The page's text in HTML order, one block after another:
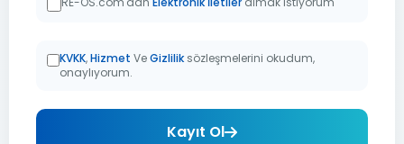
KVKK,Hizmet VeGizliliksözleşmelerini okudum,
onaylıyorum.
Kayıt Ol